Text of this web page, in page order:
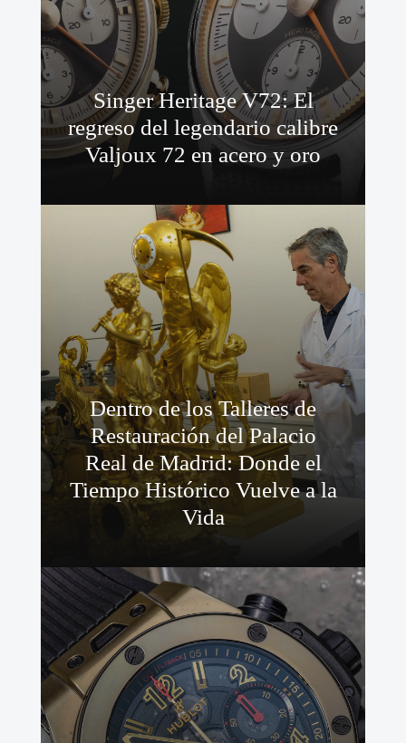
Singer Heritage V72: El
regreso del legendario calibre
Valjoux 72 en acero y oro
Dentro de los Talleres de
Restauración del Palacio
Real de Madrid: Donde el
Tiempo Histórico Vuelve a la
Vida